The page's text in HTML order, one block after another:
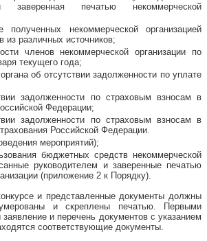
заверенная печатью некоммерческой
полученных некоммерческой организацией
из различных источников;
членов некоммерческой организации по
текущего года;
об отсутствии задолженности по уплате
задолженности по страховым взносам в
Федерации;
задолженности по страховым взносам в
Российской Федерации.
мероприятий);
бюджетных средств некоммерческой
руководителем и заверенные печатью
(приложение 2 к Порядку).
и представленные документы должны
и скреплены печатью. Первыми
и перечень документов с указанием
соответствующие документы.